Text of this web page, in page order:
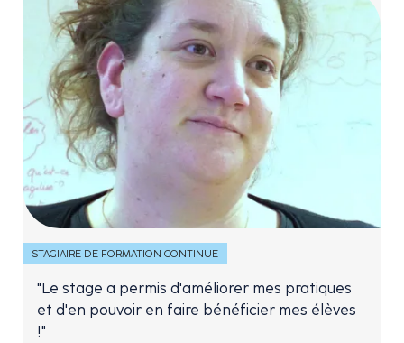
STAGIAIRE DE FORMATION CONTINUE
"Le stage a permis d'améliorer mes pratiques
et d'en pouvoir en faire bénéficier mes élèves
!"